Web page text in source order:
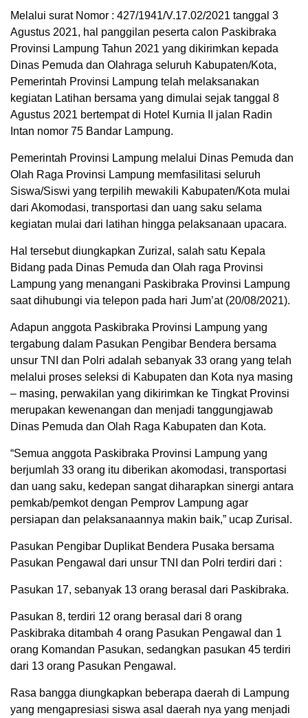
Melalui surat Nomor : 427/1941/V.17.02/2021 tanggal 3
Agustus 2021, hal panggilan peserta calon Paskibraka
Provinsi Lampung Tahun 2021 yang dikirimkan kepada
Dinas Pemuda dan Olahraga seluruh Kabupaten/Kota,
Pemerintah Provinsi Lampung telah melaksanakan
kegiatan Latihan bersama yang dimulai sejak tanggal 8
Agustus 2021 bertempat di Hotel Kurnia II jalan Radin
Intan nomor 75 Bandar Lampung.
Pemerintah Provinsi Lampung melalui Dinas Pemuda dan
Olah Raga Provinsi Lampung memfasilitasi seluruh
Siswa/Siswi yang terpilih mewakili Kabupaten/Kota mulai
dari Akomodasi, transportasi dan uang saku selama
kegiatan mulai dari latihan hingga pelaksanaan upacara.
Hal tersebut diungkapkan Zurizal, salah satu Kepala
Bidang pada Dinas Pemuda dan Olah raga Provinsi
Lampung yang menangani Paskibraka Provinsi Lampung
saat dihubungi via telepon pada hari Jum’at (20/08/2021).
Adapun anggota Paskibraka Provinsi Lampung yang
tergabung dalam Pasukan Pengibar Bendera bersama
unsur TNI dan Polri adalah sebanyak 33 orang yang telah
melalui proses seleksi di Kabupaten dan Kota nya masing
– masing, perwakilan yang dikirimkan ke Tingkat Provinsi
merupakan kewenangan dan menjadi tanggungjawab
Dinas Pemuda dan Olah Raga Kabupaten dan Kota.
“Semua anggota Paskibraka Provinsi Lampung yang
berjumlah 33 orang itu diberikan akomodasi, transportasi
dan uang saku, kedepan sangat diharapkan sinergi antara
pemkab/pemkot dengan Pemprov Lampung agar
persiapan dan pelaksanaannya makin baik,” ucap Zurisal.
Pasukan Pengibar Duplikat Bendera Pusaka bersama
Pasukan Pengawal dari unsur TNI dan Polri terdiri dari :
Pasukan 17, sebanyak 13 orang berasal dari Paskibraka.
Pasukan 8, terdiri 12 orang berasal dari 8 orang
Paskibraka ditambah 4 orang Pasukan Pengawal dan 1
orang Komandan Pasukan, sedangkan pasukan 45 terdiri
dari 13 orang Pasukan Pengawal.
Rasa bangga diungkapkan beberapa daerah di Lampung
yang mengapresiasi siswa asal daerah nya yang menjadi